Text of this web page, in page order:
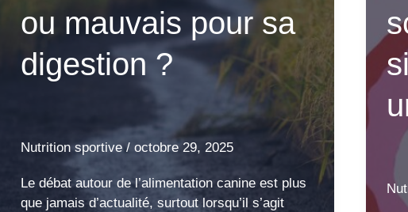
ou mauvais pour sa
digestion ?
Nutrition sportive/ octobre 29, 2025
Le débat autour de l’alimentation canine est plus
que jamais d’actualité, surtout lorsqu’il s’agit